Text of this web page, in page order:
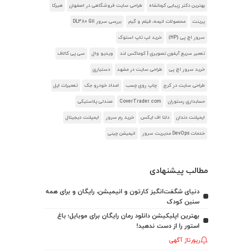
بهترین دکتر زیبایی کرمانشاه طراحی سایت فروشگاهی در اصفهان هیرکا
پرینت محصولات انیمه، فیلم و گیم بررسی سرور DL380 G11
سرور اچ پی (HP) خرید لپ تاپ استوک
تعمیر سریع آیفون تصویری | کوماکس لند ویدیو وال سی پی کالاف
خرید سرور اچ پی طراحی سایت در مشهد دستیاری
طراحی سایت در کرج چاپ روی چسب امداد خودرو جک تعمیرات اپل
حسابداری رستوران CoverTrader.com صندلی پلاستیکی
ایمپلنت دندان دلتا اف ایکس خرید رم سرور ایمپلنت دیجیتال
خدمات DevOps مدیریت سرور انیمیشن چینی
مطالب پیشنهادی
دنیای شگفت‌انگیز کارتون و انیمیشن، رایگان و برای همه
سنین کودک
بهترین اپلیکیشن دانلود رمان رایگان برای موبایل؛ باغ
استور را از دست ندهید!
رپورتاژ آگهی